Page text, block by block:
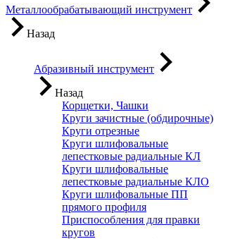
Металлообрабатывающий инструмент
Назад
Абразивный инструмент
Назад
Корщетки, Чашки
Круги зачистные (обдирочные)
Круги отрезные
Круги шлифовальные
лепестковые радиальные КЛ
Круги шлифовальные
лепестковые радиальные КЛО
Круги шлифовальные ПП
прямого профиля
Приспособления для правки
кругов